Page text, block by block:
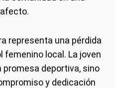
representa una pérdida
local. La joven
deportiva, sino
y dedicación